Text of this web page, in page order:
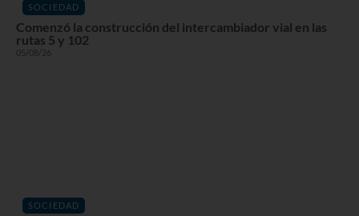
SOCIEDAD
Comenzó la construcción del intercambiador vial en las
rutas 5 y 102
05/08/26
SOCIEDAD